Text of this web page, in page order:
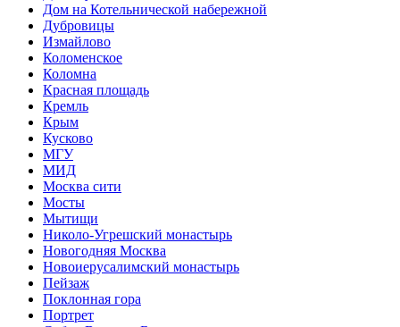
Дом на Котельнической набережной
Дубровицы
Измайлово
Коломенское
Коломна
Красная площадь
Кремль
Крым
Кусково
МГУ
МИД
Москва сити
Мосты
Мытищи
Николо-Угрешский монастырь
Новогодняя Москва
Новоиерусалимский монастырь
Пейзаж
Поклонная гора
Портрет